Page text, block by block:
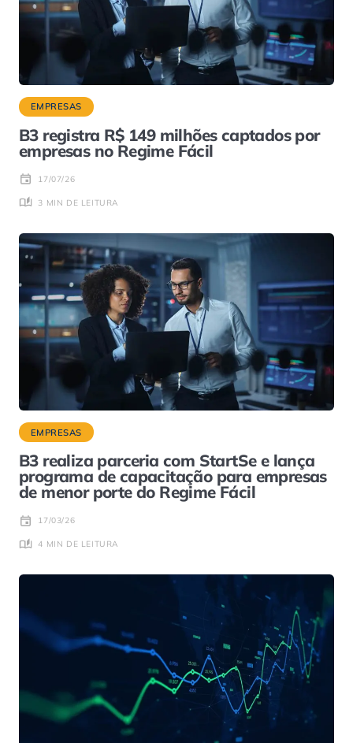
EMPRESAS
B3 registra R$ 149 milhões captados por
empresas no Regime Fácil
17/07/26
3 MIN DE LEITURA
EMPRESAS
B3 realiza parceria com StartSe e lança
programa de capacitação para empresas
de menor porte do Regime Fácil
17/03/26
4 MIN DE LEITURA